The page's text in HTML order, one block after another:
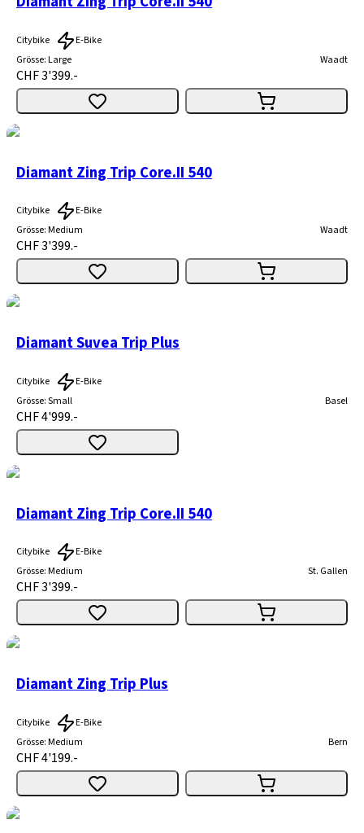
Citybike
E-Bike
Grösse:Large Waadt
CHF 3'399.-
Diamant Zing Trip Core.II 540
Citybike
E-Bike
Grösse:Medium Waadt
CHF 3'399.-
Diamant Suvea Trip Plus
Citybike
E-Bike
Grösse:Small Basel
CHF 4'999.-
Diamant Zing Trip Core.II 540
Citybike
E-Bike
Grösse:Medium St. Gallen
CHF 3'399.-
Diamant Zing Trip Plus
Citybike
E-Bike
Grösse:Medium Bern
CHF 4'199.-